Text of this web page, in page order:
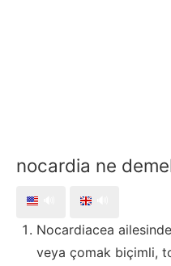
nocardia ne
Nocardiacea
veya çomak biçimli,